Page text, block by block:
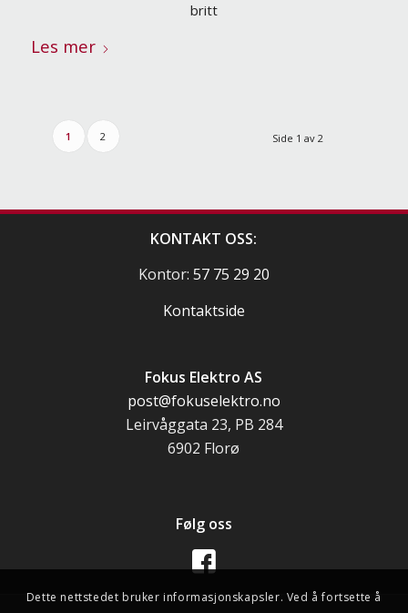
britt
Les mer
Side 1 av 2
1 2
KONTAKT OSS:
Kontor: 57 75 29 20
Kontaktside
Fokus Elektro AS
post@fokuselektro.no
Leirvåggata 23, PB 284
6902 Florø
Følg oss
Dette nettstedet bruker informasjonskapsler. Ved å fortsette å